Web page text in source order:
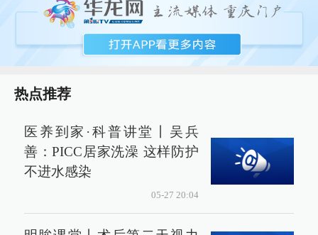
热点推荐
医养到家·科普讲堂丨吴兵
善：PICC居家洗澡 这样防护
不进水感染
05-27 20:04